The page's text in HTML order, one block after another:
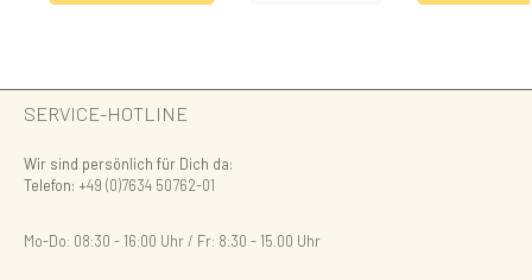
SERVICE-HOTLINE
Wir sind persönlich für Dich da:
Telefon: +49 (0)7634 50762-01
Mo-Do: 08:30 - 16:00 Uhr / Fr: 8:30 - 15.00 Uhr